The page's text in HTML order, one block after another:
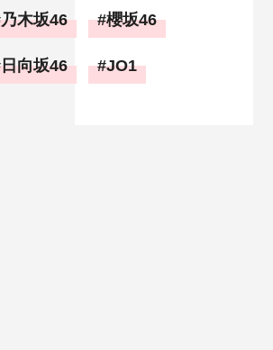
乃木坂46 櫻坂46
日向坂46 JO1